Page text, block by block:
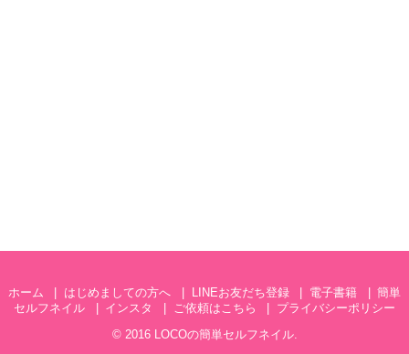
ホーム はじめましての方へ LINEお友だち登録 電子書籍
簡単
セルフネイル
インスタ ご依頼はこちら
プライバシーポリシー
© 2016 LOCOの簡単セルフネイル.